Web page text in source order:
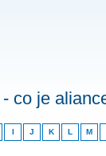
- co je
I J K L M